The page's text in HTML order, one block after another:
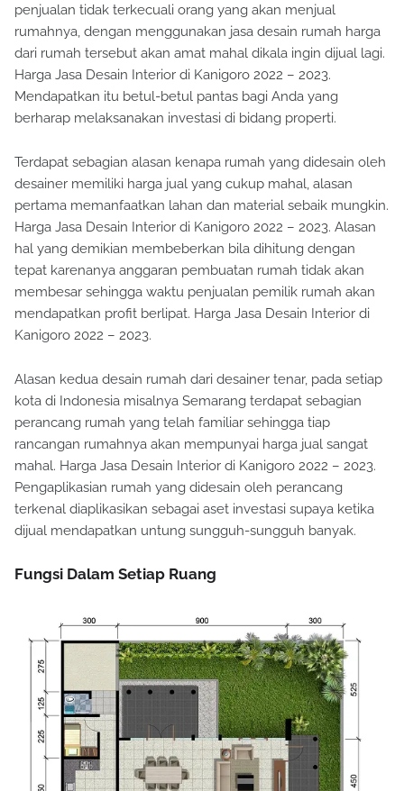
penjualan tidak terkecuali orang yang akan menjual
rumahnya, dengan menggunakan jasa desain rumah harga
dari rumah tersebut akan amat mahal dikala ingin dijual lagi.
Harga Jasa Desain Interior di Kanigoro 2022 – 2023.
Mendapatkan itu betul-betul pantas bagi Anda yang
berharap melaksanakan investasi di bidang properti.
Terdapat sebagian alasan kenapa rumah yang didesain oleh
desainer memiliki harga jual yang cukup mahal, alasan
pertama memanfaatkan lahan dan material sebaik mungkin.
Harga Jasa Desain Interior di Kanigoro 2022 – 2023. Alasan
hal yang demikian membeberkan bila dihitung dengan
tepat karenanya anggaran pembuatan rumah tidak akan
membesar sehingga waktu penjualan pemilik rumah akan
mendapatkan profit berlipat. Harga Jasa Desain Interior di
Kanigoro 2022 – 2023.
Alasan kedua desain rumah dari desainer tenar, pada setiap
kota di Indonesia misalnya Semarang terdapat sebagian
perancang rumah yang telah familiar sehingga tiap
rancangan rumahnya akan mempunyai harga jual sangat
mahal. Harga Jasa Desain Interior di Kanigoro 2022 – 2023.
Pengaplikasian rumah yang didesain oleh perancang
terkenal diaplikasikan sebagai aset investasi supaya ketika
dijual mendapatkan untung sungguh-sungguh banyak.
Fungsi Dalam Setiap Ruang